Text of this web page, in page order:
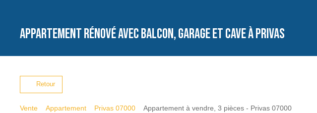
Appartement rénové avec balcon, garage et cave à Privas
Retour
Vente Appartement Privas 07000 Appartement à vendre, 3 pièces - Privas 07000